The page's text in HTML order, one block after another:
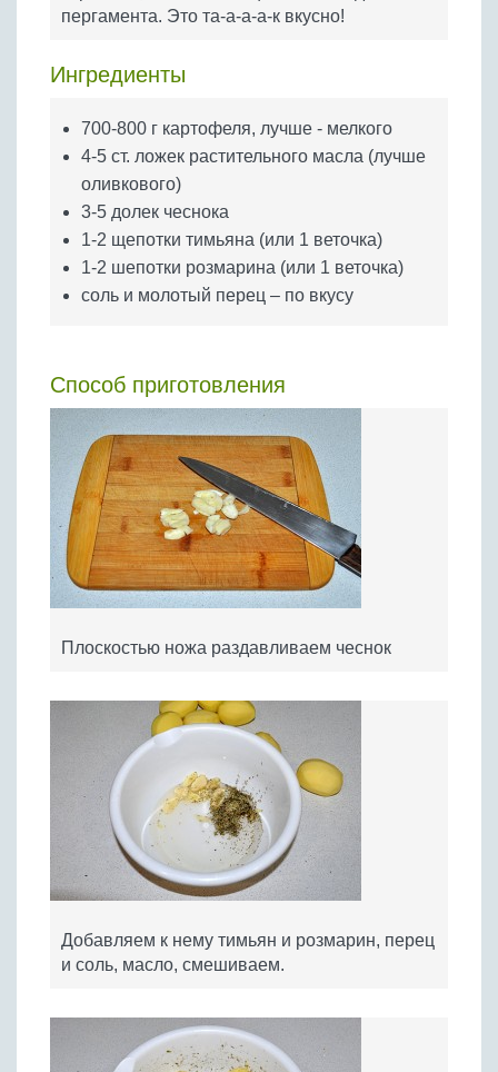
Бобовые
Крупы
пергамента. Это та-а-а-а-к вкусно!
Ингредиенты
700-800 г картофеля, лучше - мелкого
4-5 ст. ложек растительного масла (лучше
оливкового)
3-5 долек чеснока
1-2 щепотки тимьяна (или 1 веточка)
1-2 шепотки розмарина (или 1 веточка)
соль и молотый перец – по вкусу
Способ приготовления
Плоскостью ножа раздавливаем чеснок
Добавляем к нему тимьян и розмарин, перец
и соль, масло, смешиваем.